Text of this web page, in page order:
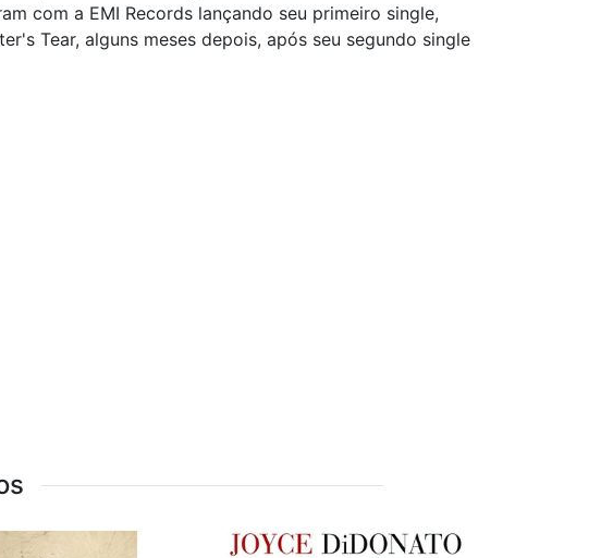
com a EMI Records lançando seu primeiro single,
Tear, alguns meses depois, após seu segundo single